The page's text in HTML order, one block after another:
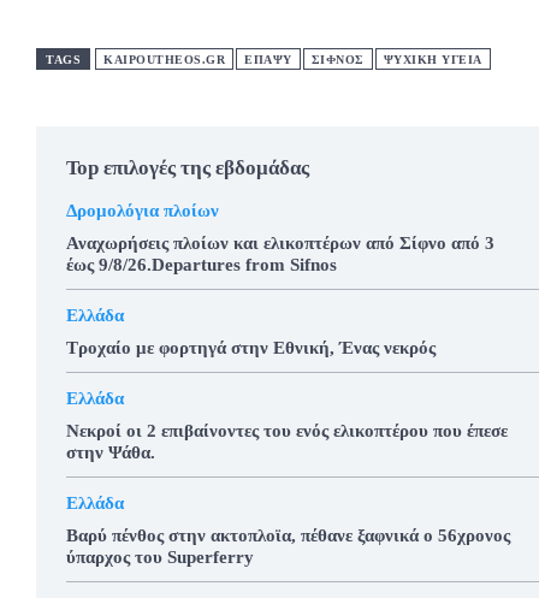
TAGS KAIPOUTHEOS.GR ΕΠΑΨΥ ΣΙΦΝΟΣ ΨΥΧΙΚΗ ΥΓΕΙΑ
Top επιλογές της εβδομάδας
Δρομολόγια πλοίων
Αναχωρήσεις πλοίων και ελικοπτέρων από Σίφνο από 3
έως 9/8/26.Departures from Sifnos
Ελλάδα
Τροχαίο με φορτηγά στην Εθνική, Ένας νεκρός
Ελλάδα
Νεκροί οι 2 επιβαίνοντες του ενός ελικοπτέρου που έπεσε
στην Ψάθα.
Ελλάδα
Βαρύ πένθος στην ακτοπλοϊα, πέθανε ξαφνικά ο 56χρονος
ύπαρχος του Superferry